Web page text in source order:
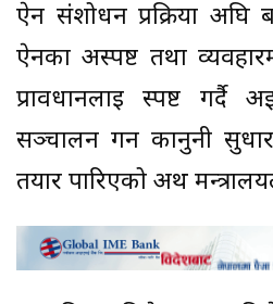
ऐन संशोधन प्रक्रिया अघि
ऐनका अस्पष्ट तथा
प्रावधानलाई स्पष्ट गर्दै
सञ्चालन गर्न कानुनी
तयार पारिएको अर्थ